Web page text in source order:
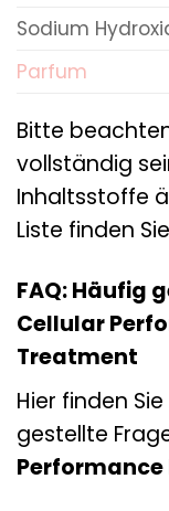
Sodium
Parfum
Bitte
vollständig
Inhaltsstoffe
Liste finden
FAQ: Häufig
Cellular
Treatment
Hier finden
gestellte